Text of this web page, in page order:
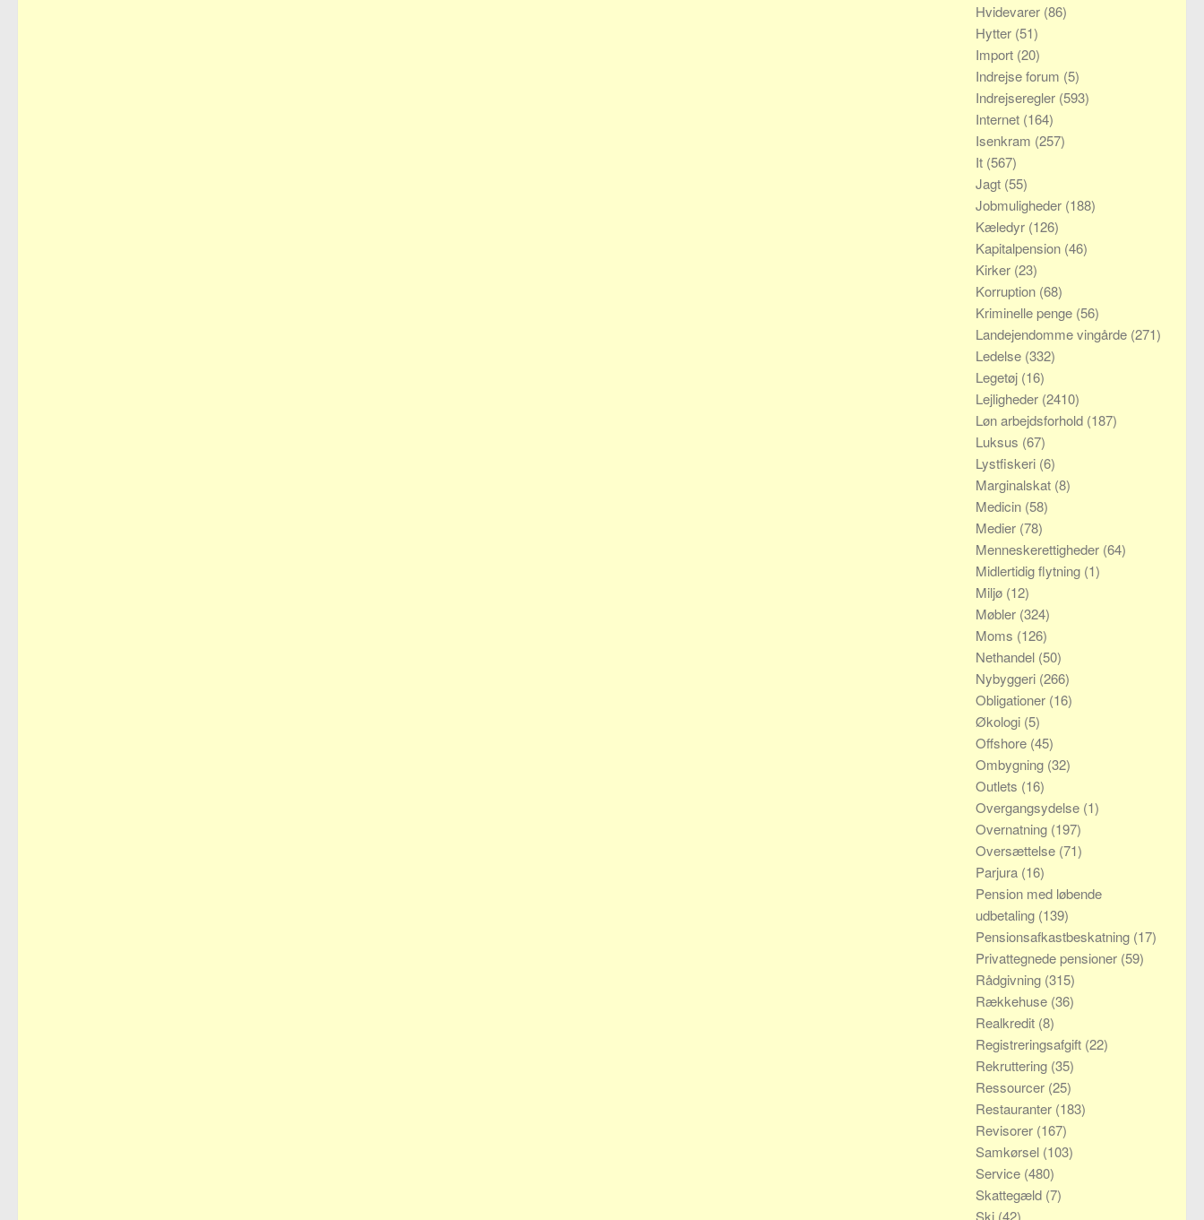
Hvidevarer (86)
Hytter (51)
Import (20)
Indrejse forum (5)
Indrejseregler (593)
Internet (164)
Isenkram (257)
It (567)
Jagt (55)
Jobmuligheder (188)
Kæledyr (126)
Kapitalpension (46)
Kirker (23)
Korruption (68)
Kriminelle penge (56)
Landejendomme vingårde (271)
Ledelse (332)
Legetøj (16)
Lejligheder (2410)
Løn arbejdsforhold (187)
Luksus (67)
Lystfiskeri (6)
Marginalskat (8)
Medicin (58)
Medier (78)
Menneskerettigheder (64)
Midlertidig flytning (1)
Miljø (12)
Møbler (324)
Moms (126)
Nethandel (50)
Nybyggeri (266)
Obligationer (16)
Økologi (5)
Offshore (45)
Ombygning (32)
Outlets (16)
Overgangsydelse (1)
Overnatning (197)
Oversættelse (71)
Parjura (16)
Pension med løbende
udbetaling (139)
Pensionsafkastbeskatning (17)
Privattegnede pensioner (59)
Rådgivning (315)
Rækkehuse (36)
Realkredit (8)
Registreringsafgift (22)
Rekruttering (35)
Ressourcer (25)
Restauranter (183)
Revisorer (167)
Samkørsel (103)
Service (480)
Skattegæld (7)
Ski (42)